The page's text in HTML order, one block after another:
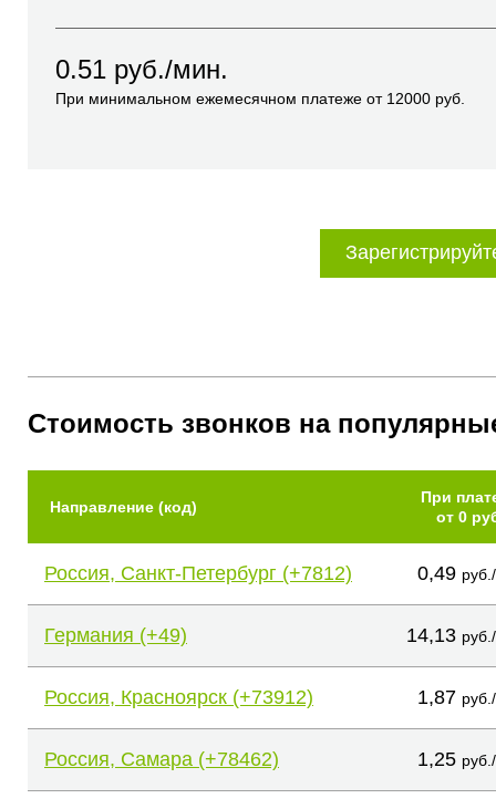
0.51 руб./мин.
При минимальном ежемесячном платеже от 12000 руб.
Стоимость звонков на
Направление (код)
При
от 0
Россия, Санкт-Петербург (+7812) 0,49
Германия (+49) 14,13
Россия, Красноярск (+73912) 1,87
Россия, Самара (+78462) 1,25